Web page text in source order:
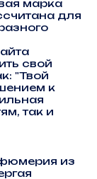
марка
для
свой
"Твой
к
так и
из